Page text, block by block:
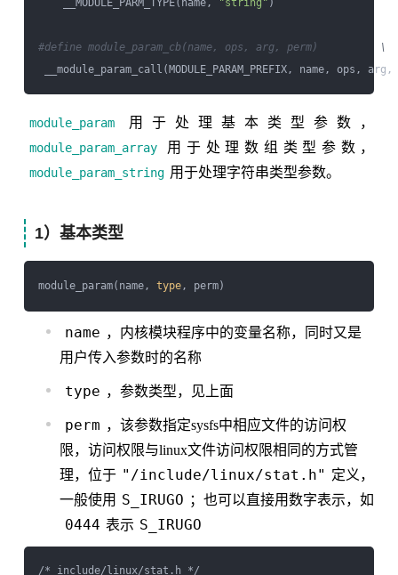
#define module_param_cb(name, ops, arg, perm)          \
module_param 用于处理基本类型参数，
module_param_array 用于处理数组类型参数，
module_param_string 用于处理字符串类型参数。
1）基本类型
module_param(name, type
name ，内核模块程序中的变量名称，同时又是
用户传入参数时的名称
type ，参数类型，见上面
perm ，该参数指定sysfs中相应文件的访问权
限，访问权限与linux文件访问权限相同的方式管
理，位于 "/include/linux/stat.h" 定义，
一般使用 S_IRUGO ；也可以直接用数字表示，如
0444 表示 S_IRUGO